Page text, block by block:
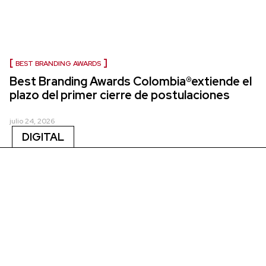
BEST BRANDING AWARDS
Best Branding Awards Colombia®extiende el
plazo del primer cierre de postulaciones
julio 24, 2026
DIGITAL